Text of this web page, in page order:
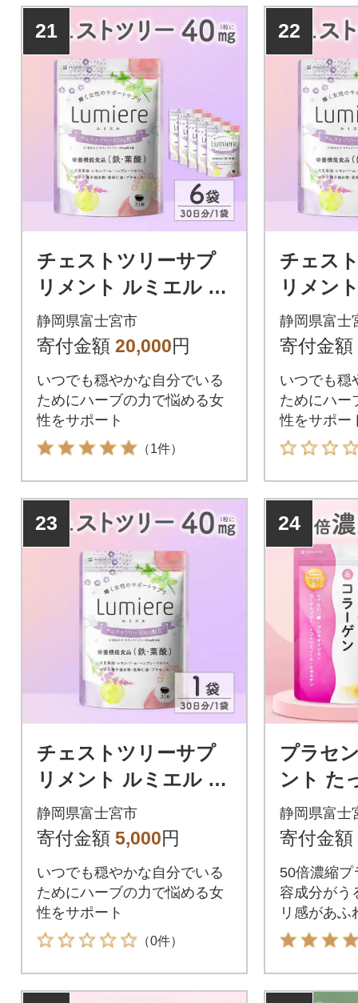
21
チェストツリーサプ
リメント ルミエル 6
袋 (6ヶ月)
静岡県富士宮市
寄付金額 20,000円
いつでも穏やかな自分でいる
ためにハーブの力で悩める女
性をサポート
（1件）
22
チェス
リメン
袋 (3ヶ
静岡県富士
寄付金額
いつでも穏
ためにハー
性をサポー
23
チェストツリーサプ
リメント ルミエル 1
袋 (31日)
静岡県富士宮市
寄付金額 5,000円
いつでも穏やかな自分でいる
ためにハーブの力で悩める女
性をサポート
（0件）
24
プラセ
ント た
ラセン
3袋 (3ヶ
静岡県富士
寄付金額
50倍濃縮プ
容成分がう
リ感があふ